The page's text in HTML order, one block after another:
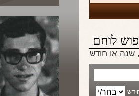
לוחם
שנה או חודש